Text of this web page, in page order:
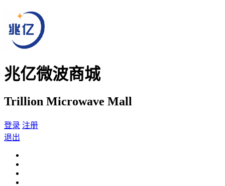
兆亿微波商城
Trillion Microwave Mall
登录 注册
退出